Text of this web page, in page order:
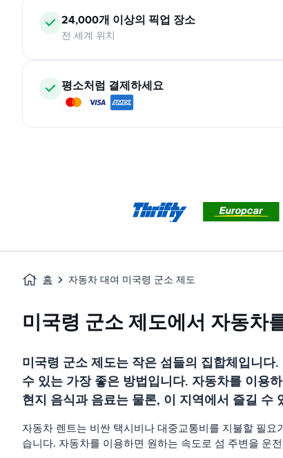
24,000개 이상의 픽업 장소
전 세계 위치
평소처럼 결제하세요
홈 자동차 대여 미국령 군소 제도
미국령 군소 제도에서 자동차
미국령 군소 제도는 작은 섬들의 집합체입니
수 있는 가장 좋은 방법입니다. 자동차를 이용
현지 음식과 음료는 물론, 이 지역에서 즐길 수
자동차 렌트는 비싼 택시비나 대중교통비를 지불할 필
습니다. 자동차를 이용하면 원하는 속도로 섬 주변을 운